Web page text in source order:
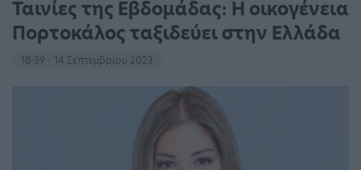
Ταινίες της Εβδομάδας: Η οικογένεια
Πορτοκάλος ταξιδεύει στην Ελλάδα
18:39 - 14 Σεπτεμβρίου 2023